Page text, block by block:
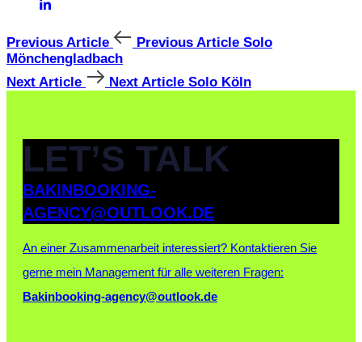
Previous Article Previous Article Solo
Mönchengladbach
Next Article
Next Article Solo Köln
LET’S TALK
BAKINBOOKING-
AGENCY@OUTLOOK.DE
An einer Zusammenarbeit interessiert? Kontaktieren Sie
gerne mein Management für alle weiteren Fragen:
Bakinbooking-agency@outlook.de